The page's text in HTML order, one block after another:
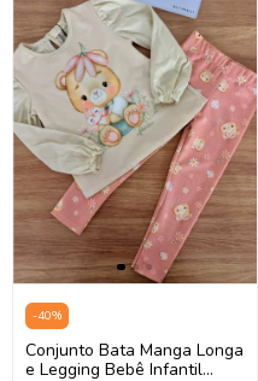
-40%
Conjunto Bata Manga Longa
e Legging Bebê Infantil